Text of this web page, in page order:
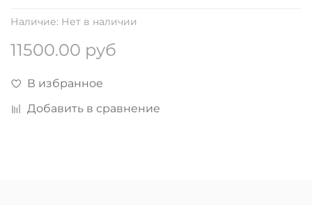
Наличие: Нет в наличии
11500.00 руб
В избранное
Добавить в сравнение